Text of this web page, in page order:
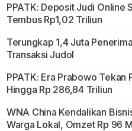
PPATK: Deposit Judi Online
Tembus Rp1,02 Triliun
Terungkap 1,4 Juta
Transaksi Judol
PPATK: Era Prabowo Tekan
Hingga Rp 286,84 Triliun
WNA China Kendalikan
Warga Lokal, Omzet Rp 96